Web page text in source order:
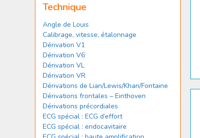
Technique
Angle de Louis
Calibrage, vitesse, étalonnage
Dérivation V1
Dérivation V6
Dérivation VL
Dérivation VR
Dérivations de Lian/Lewis/Khan/Fontaine
Dérivations frontales – Einthoven
Dérivations précordiales
ECG spécial : ECG d’effort
ECG spécial : endocavitaire